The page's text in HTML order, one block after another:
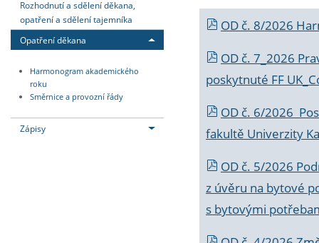
Rozhodnutí a sdělení děkana,
opatření a sdělení tajemníka
Opatření děkana
Harmonogram akademického
roku
Směrnice a provozní řády
Zápisy
OD č. 8/2026
OD č. 7_2026
poskytnuté FF
OD č. 6/2026
fakultě Univerzity
OD č. 5/2026
z úvěru na bytové
s bytovými